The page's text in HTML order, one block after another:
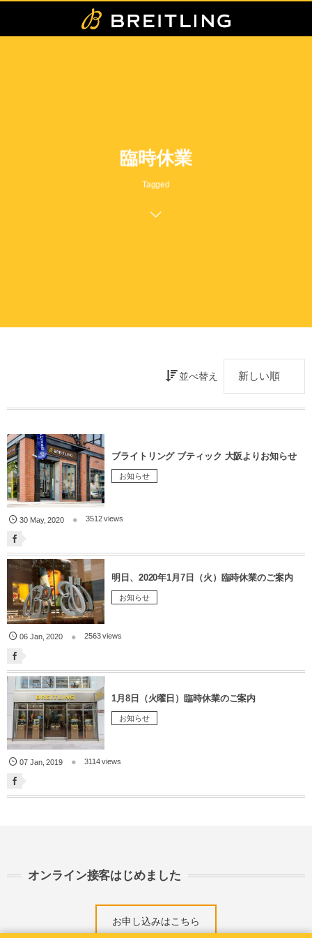
臨時休業
Tagged
並べ替え
ブライトリング ブティック 大阪よりお知らせ
お知らせ
30 May,2020 3512 views
明日、2020年1月7日（火）臨時休業のご案内
お知らせ
06 Jan,2020 2563 views
1月8日（火曜日）臨時休業のご案内
お知らせ
07 Jan,2019 3114 views
オンライン接客はじめました
お申し込みはこちら